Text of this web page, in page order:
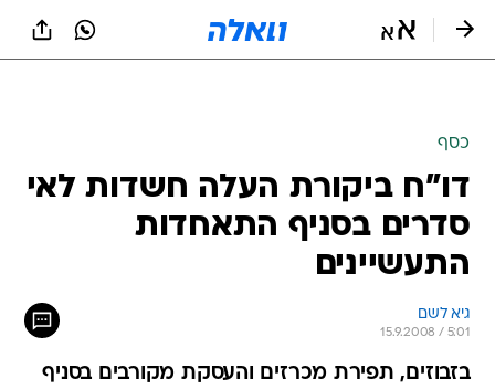
כסף
דו"ח ביקורת העלה חשדות לאי
סדרים בסניף התאחדות
התעשיינים
גיא לשם
15.9.2008 / 5:01
בזבוזים, תפירת מכרזים והעסקת מקורבים בסניף